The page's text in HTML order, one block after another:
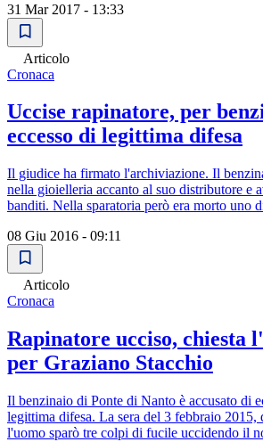
31 Mar 2017 - 13:33
Articolo
Cronaca
Uccise rapinatore, per
eccesso di legittima difesa
Il giudice ha firmato l'archiviazione. Il
nella gioielleria accanto al suo distributore e
banditi. Nella sparatoria però era morto uno
08 Giu 2016 - 09:11
Articolo
Cronaca
Rapinatore ucciso, chiesta
per Graziano Stacchio
Il benzinaio di Ponte di Nanto è accusato di
legittima difesa. La sera del 3 febbraio 2015,
l'uomo sparò tre colpi di fucile uccidendo il